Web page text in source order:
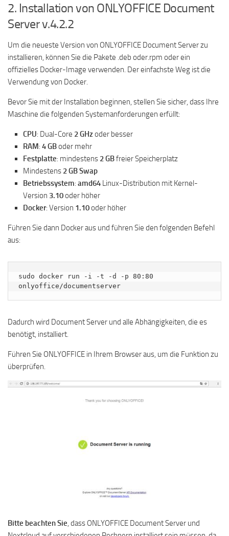
2. Installation von ONLYOFFICE Document
Server v.4.2.2
Um die neueste Version von ONLYOFFICE Document Server zu
installieren, können Sie die Pakete .deb oder.rpm oder ein
offizielles Docker-Image verwenden. Der einfachste Weg ist die
Verwendung von Docker.
Bevor Sie mit der Installation beginnen, stellen Sie sicher, dass Ihre
Maschine die folgenden Systemanforderungen erfüllt:
CPU: Dual-Core 2 GHzoder besser
RAM: 4 GBoder mehr
Festplatte: mindestens 2 GBfreier Speicherplatz
Mindestens 2 GB Swap
Betriebssystem: amd64 Linux-Distribution mit Kernel-
Version 3.10oder höher
Docker: Version 1.10oder höher
Führen Sie dann Docker aus und führen Sie den folgenden Befehl
aus:
sudo docker run -i -t -d -p 80:80
onlyoffice/documentserver
Dadurch wird Document Server und alle Abhängigkeiten, die es
benötigt, installiert.
Führen Sie ONLYOFFICE in Ihrem Browser aus, um die Funktion zu
überprüfen.
Bitte beachten Sie, dass ONLYOFFICE Document Server und